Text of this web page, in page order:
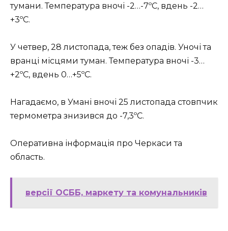
тумани. Температура вночі -2…-7ºС, вдень -2…
+3ºС.
У четвер, 28 листопада, теж без опадів. Уночі та
вранці місцями туман. Температура вночі -3…
+2ºС, вдень 0…+5ºС.
Нагадаємо, в Умані вночі 25 листопада стовпчик
термометра знизився до -7,3ºС.
Оперативна інформація про Черкаси та
область.
версії ОСББ, маркету та комунальників